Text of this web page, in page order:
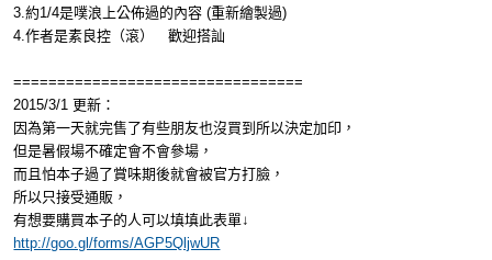
3.約1/4是噗浪上公佈過的內容 (重新繪製過)
4.作者是素良控（滾） 歡迎搭訕
=================================
2015/3/1 更新：
因為第一天就完售了有些朋友也沒買到所以決定加印，
但是暑假場不確定會不會參場，
而且怕本子過了賞味期後就會被官方打臉，
所以只接受通販，
有想要購買本子的人可以填填此表單↓
http://goo.gl/forms/AGP5QljwUR